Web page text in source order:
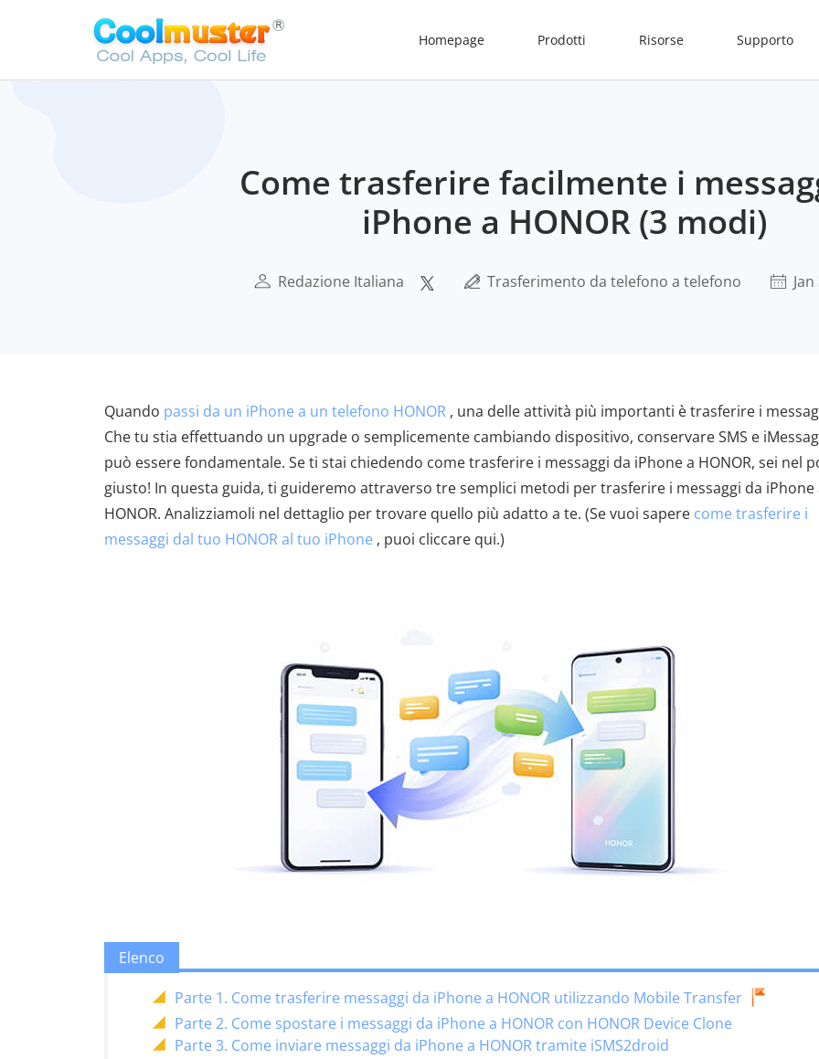
Homepage Prodotti Risorse Supporto
Come trasferire facilmente i
iPhone a HONOR (3 modi)
Redazione Italiana Trasferimento da telefono a telefono
Quando passi da un iPhone a un telefono HONOR , una delle attività più importanti è trasferire i
Che tu stia effettuando un upgrade o semplicemente cambiando dispositivo, conservare SMS e
può essere fondamentale. Se ti stai chiedendo come trasferire i messaggi da iPhone a HONOR, sei nel
giusto! In questa guida, ti guideremo attraverso tre semplici metodi per trasferire i messaggi da iPhone
HONOR. Analizziamoli nel dettaglio per trovare quello più adatto a te. (Se vuoi sapere come trasferire i
messaggi dal tuo HONOR al tuo iPhone , puoi cliccare qui.)
Elenco
Parte 1. Come trasferire messaggi da iPhone a HONOR utilizzando Mobile Transfer
Parte 2. Come spostare i messaggi da iPhone a HONOR con HONOR Device Clone
Parte 3. Come inviare messaggi da iPhone a HONOR tramite iSMS2droid